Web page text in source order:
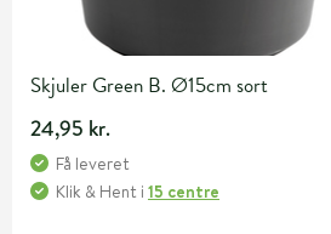
Skjuler Green B. Ø15cm sort
24,95 kr.
Få leveret
Klik & Hent i 15 centre